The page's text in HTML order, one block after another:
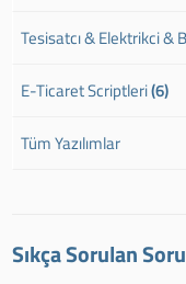
Tesisatcı & Elektrikci &
E-Ticaret Scriptleri(6)
Tüm Yazılımlar
Sıkça Sorulan